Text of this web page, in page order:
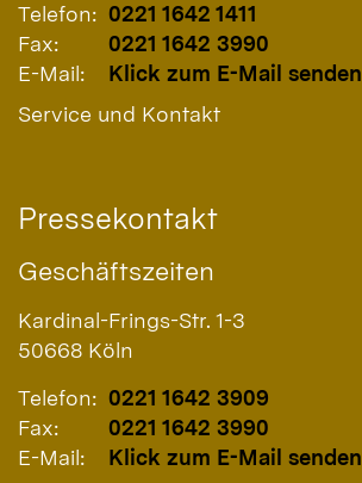
Telefon: 0221 1642 1411
Fax:
0221 1642 3990
E-Mail:
Klick zum E-Mail senden
Service und Kontakt
Pressekontakt
Geschäftszeiten
Kardinal-Frings-Str. 1-3
50668 Köln
Telefon: 0221 1642 3909
Fax:
0221 1642 3990
E-Mail:
Klick zum E-Mail senden